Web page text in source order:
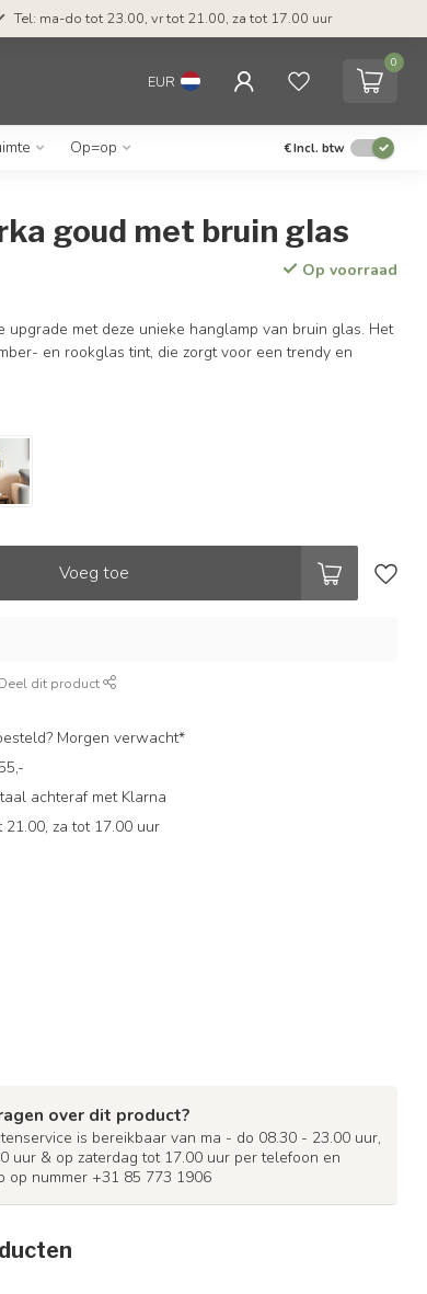
Tel: ma-do tot 23.00, vr tot 21.00, za tot 17.00 uur
EUR
0
Op=op €Incl. btw
goud met bruin glas
Op voorraad
upgrade met deze unieke hanglamp van bruin glas. Het
en rookglas tint, die zorgt voor een trendy en
Voeg toe
Deel dit product
Morgen verwacht*
achteraf met Klarna
za tot 17.00 uur
over dit product?
is bereikbaar van ma - do 08.30 - 23.00 uur,
uur & op zaterdag tot 17.00 uur per telefoon en
op nummer +31 85 773 1906